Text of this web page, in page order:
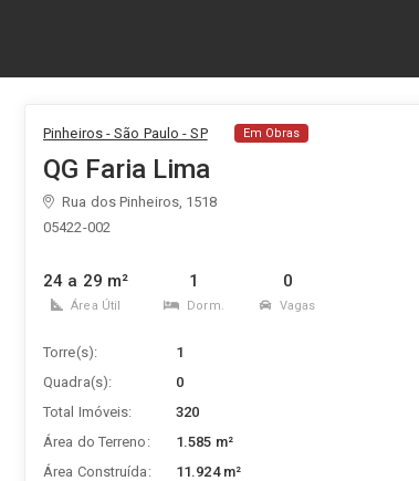
Pinheiros - São Paulo - SP Em Obras
QG Faria Lima
Rua dos Pinheiros, 1518
05422-002
24 a 29 m²
Área Útil
1
Dorm.
0
Vagas
Torre(s):
1
Quadra(s):
0
Total Imóveis:
320
Área do Terreno:
1.585 m²
Área Construída:
11.924 m²